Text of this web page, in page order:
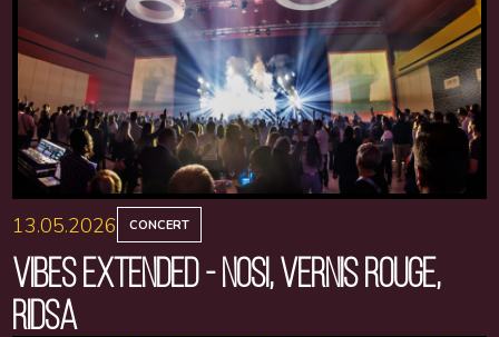
13.05.2026 CONCERT
VIBES EXTENDED - NOSI, VERNIS ROUGE,
RIDSA